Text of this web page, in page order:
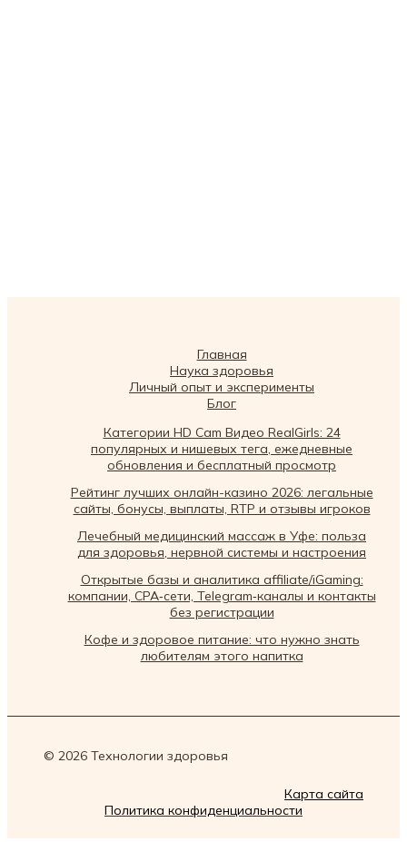
Главная
Наука здоровья
Личный опыт и эксперименты
Блог
Категории HD Cam Видео RealGirls: 24
популярных и нишевых тега, ежедневные
обновления и бесплатный просмотр
Рейтинг лучших онлайн-казино 2026: легальные
сайты, бонусы, выплаты, RTP и отзывы игроков
Лечебный медицинский массаж в Уфе: польза
для здоровья, нервной системы и настроения
Открытые базы и аналитика affiliate/iGaming:
компании, CPA‑сети, Telegram‑каналы и контакты
без регистрации
Кофе и здоровое питание: что нужно знать
любителям этого напитка
© 2026 Технологии здоровья
Карта сайта
Политика конфиденциальности